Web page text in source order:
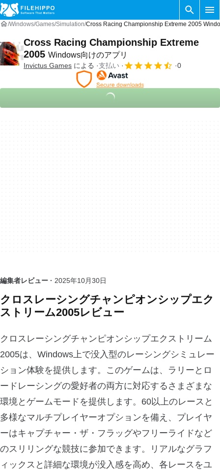
Windows Games Simulation Cross Racing Championship Extreme 2005
Cross Racing Championship Extreme
2005 Windows向けのアプリ
Invictus Games による 支払い 0
編集者レビュー · 2025年10月30日
クロスレーシングチャンピオンシップエク
ストリーム2005レビュー
クロスレーシングチャンピオンシップエクストリーム
2005は、Windows上で没入型のレーシングシミュレー
ション体験を提供します。このゲームは、ラリーとロ
ードレーシングの愛好者の両方に対応するさまざまな
環境とゲームモードを提供します。60以上のレースと
多様なマルチプレイヤーオプションを備え、プレイヤ
ーはキャプチャー・ザ・フラッグやフリーライドなど
のスリリングな競技に参加できます。リアルなグラフ
ィックスと詳細な環境が没入感を高め、各レースをユ